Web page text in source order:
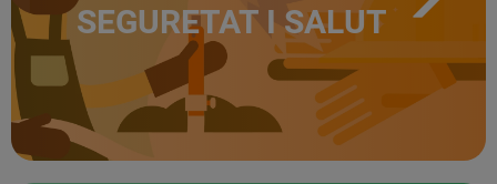
SEGURETAT I SALUT